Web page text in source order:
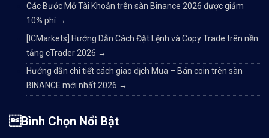
Các Bước Mở Tài Khoản trên sàn Binance 2026 được giảm
10% phí →
[ICMarkets] Hướng Dẫn Cách Đặt Lệnh và Copy Trade trên nền
tảng cTrader 2026 →
Hướng dẫn chi tiết cách giao dịch Mua – Bán coin trên sàn
BINANCE mới nhất 2026 →
Bình Chọn Nổi Bật